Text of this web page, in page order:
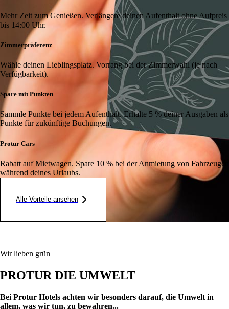
Mehr Zeit zum Genießen. Verlängere deinen Aufenthalt ohne Aufpreis
bis 14:00 Uhr.
Zimmerpräferenz
Wähle deinen Lieblingsplatz. Vorrang bei der Zimmerwahl (je nach
Verfügbarkeit).
Spare mit Punkten
Sammle Punkte bei jedem Aufenthalt. Erhalte 5 % deiner Ausgaben als
Punkte für zukünftige Buchungen.
Protur Cars
Rabatt auf Mietwagen. Spare 10 % bei der Anmietung von Fahrzeugen
während deines Urlaubs.
Alle Vorteile ansehen
Wir lieben grün
PROTUR DIE UMWELT
Bei Protur Hotels achten wir besonders darauf, die Umwelt in
allem, was wir tun, zu bewahren...